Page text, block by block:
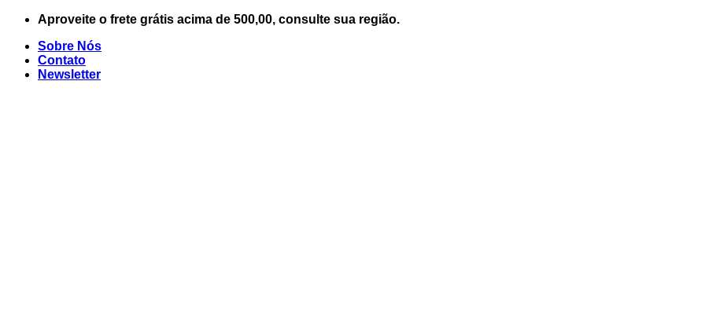
Skip
content
Aproveite o frete grátis acima de 500,00, consulte sua região.
Sobre Nós
Contato
Newsletter